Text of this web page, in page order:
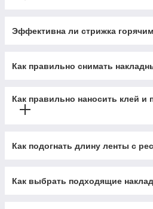
Эффективна ли стрижка
Как правильно снимать
Как правильно наносить клей и
Как подогнать длину ленты с
Как выбрать подходящие